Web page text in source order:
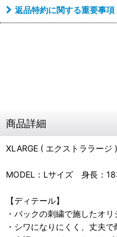
返品特約に関する重要事項
商品詳細
XLARGE ( エクストララージ
MODEL：Lサイズ 身長：
【ディテール】
・バックの刺繍で施したオ
・シワになりにくく、丈夫